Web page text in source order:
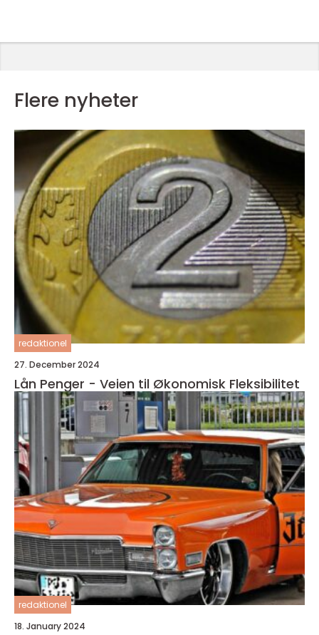
Flere nyheter
redaktionel
27. December 2024
Lån Penger - Veien til Økonomisk Fleksibilitet
redaktionel
18. January 2024